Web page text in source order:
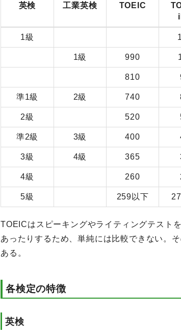
英検 工業英検 TOEIC
1級
1級 990
810
準1級 2級 740
2級 520
準2級 3級 400
3級 4級 365
4級 260
5級 259以下
TOEICはスピーキングやライティングテスト
あったりするため、単純には比較できない。
ある。
各検定の特徴
英検